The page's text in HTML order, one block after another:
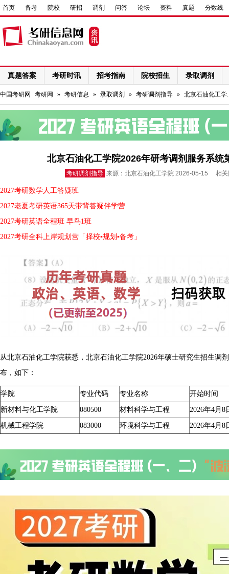
首页 备考 院校 研招 调剂 问答 论坛 资料 真题 分数线
真题答案 考研时讯 招考指南 院校招生 录取调剂
网络课程
中国考研网 考研网 » 考研信息 » 录取调剂 » 考研调剂指导 » 北京石油化工学
北京石油化工学院2026年研考调剂服务系统
考研调剂指导 来源：北京石油化工学院 2026-05-15 相关
2027考研数学人工答疑班
2027老夏考研英语365天带背答疑伴学营
2027考研英语全程班 早鸟1班
2027考研全科上岸规划营「择校▪规划▪备考」
从北京石油化工学院获悉，北京石油化工学院2026年硕士研究生招生调
布，如下：
学院 专业代码 专业名称 开始时间
新材料与化工学院 080500 材料科学与工程 2026年4月8
机械工程学院 083000 环境科学与工程 2026年4月8